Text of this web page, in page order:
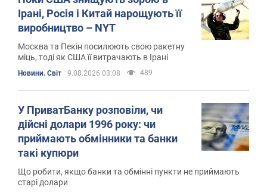
Ірані, Росія і Китай нарощують її
виробництво – NYT
Москва та Пекін посилюють свою ракетну
міць, тоді як США її витрачають в Ірані
Новини. Світ 9.08.2026 03:08 489
У ПриватБанку розповіли, чи
дійсні долари 1996 року: чи
приймають обмінники та банки
такі купюри
Що робити, якщо банки та обмінні пункти не приймають
старі долари